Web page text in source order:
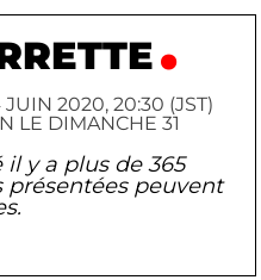
2020, 20:30 (JST)
LE DIMANCHE 31
y a plus de 365
présentées peuvent